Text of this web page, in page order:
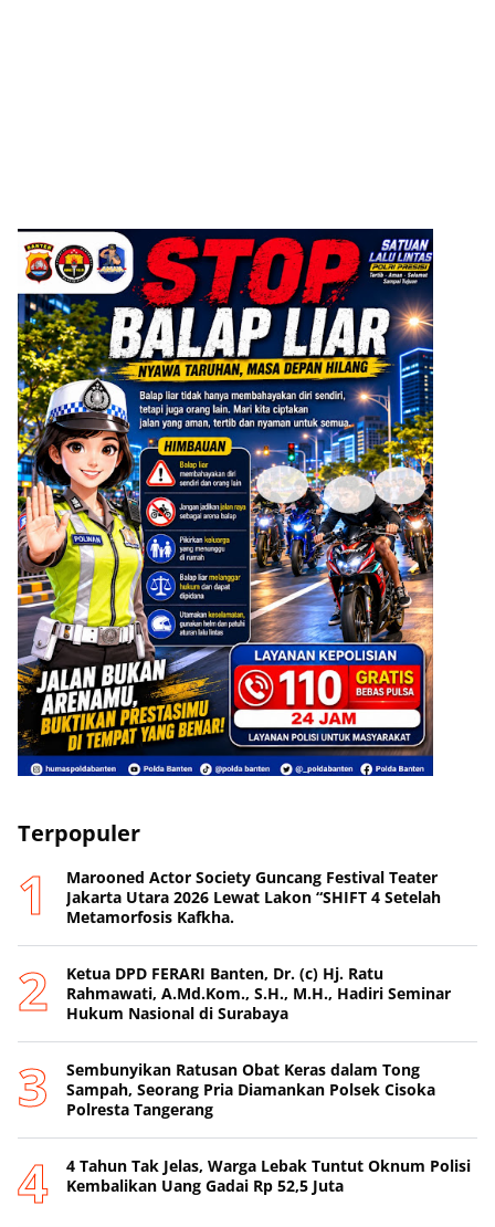
Terpopuler
Marooned Actor Society Guncang Festival Teater
Jakarta Utara 2026 Lewat Lakon “SHIFT 4 Setelah
Metamorfosis Kafkha.
Ketua DPD FERARI Banten, Dr. (c) Hj. Ratu
Rahmawati, A.Md.Kom., S.H., M.H., Hadiri Seminar
Hukum Nasional di Surabaya
Sembunyikan Ratusan Obat Keras dalam Tong
Sampah, Seorang Pria Diamankan Polsek Cisoka
Polresta Tangerang
4 Tahun Tak Jelas, Warga Lebak Tuntut Oknum Polisi
Kembalikan Uang Gadai Rp 52,5 Juta